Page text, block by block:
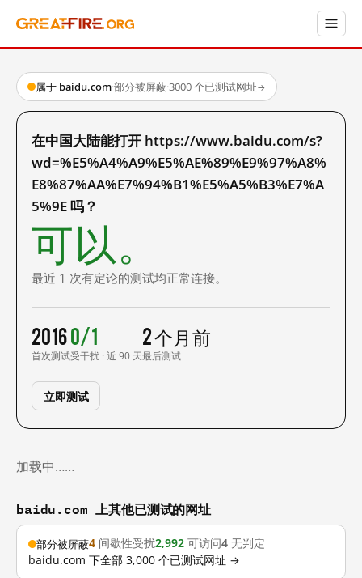
属于 baidu.com·部分被屏蔽·3000 个已测试网址→
在中国大陆能打开 https://www.baidu.com/s?
wd=%E5%A4%A9%E5%AE%89%E9%97%A8%
E8%87%AA%E7%94%B1%E5%A5%B3%E7%A
5%9E 吗？
可以。
最近 1 次有定论的测试均正常连接。
2016
首次测试
0/1
受干扰 · 近 90 天
2 个月前
最后测试
立即测试
加载中……
baidu.com 上其他已测试的网址
部分被屏蔽4 间歇性受扰2,992 可访问4 无判定
baidu.com 下全部 3,000 个已测试网址 →